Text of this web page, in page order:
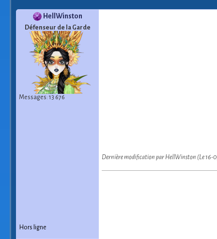
HellWinston
Défenseur de la Garde
Messages: 13 676
Dernière modification par HellWinston (Le 16-
Hors ligne